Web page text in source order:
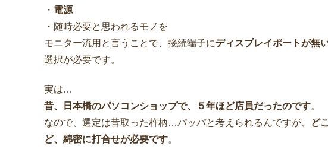
・ 電源
・随時必要と思われるモノを
モニター流用と言うことで、接続端子にディスプレイポートが無
選択が必要です。
実は…
昔、日本橋のパソコンショップで、５年ほど店員だったのです。
なので、選定は昔取った杵柄…パッパと考えられるんですが、
ど
ど、綿密に打合せが必要です。